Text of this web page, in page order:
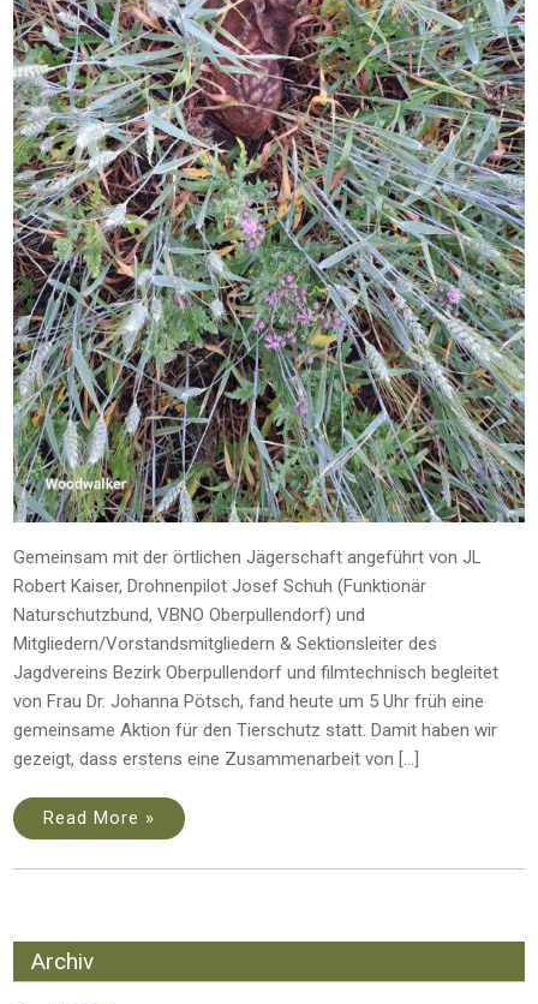
Gemeinsam mit der örtlichen Jägerschaft angeführt von JL
Robert Kaiser, Drohnenpilot Josef Schuh (Funktionär
Naturschutzbund, VBNO Oberpullendorf) und
Mitgliedern/Vorstandsmitgliedern & Sektionsleiter des
Jagdvereins Bezirk Oberpullendorf und filmtechnisch begleitet
von Frau Dr. Johanna Pötsch, fand heute um 5 Uhr früh eine
gemeinsame Aktion für den Tierschutz statt. Damit haben wir
gezeigt, dass erstens eine Zusammenarbeit von […]
Read More »
Archiv